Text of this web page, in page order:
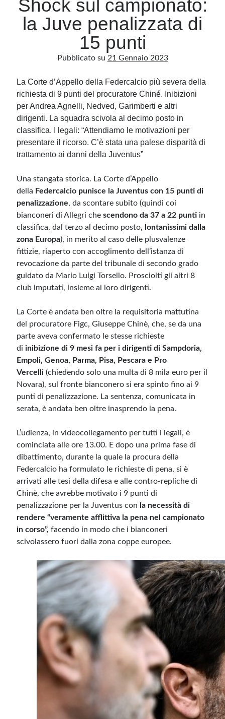
Categorie
Categorie
Questo blog non rappresenta una testata giornalistica, in quanto viene aggiornato
senza alcuna periodicità. Non può pertanto considerarsi un prodotto editoriale ai
sensi della legge n· 62 del 7.03.2001. L’autore non è responsabile di quanto
razzisti o che contengano dati personali non conformi al rispetto delle norme sulla
privacy. Alcune immagini inserite in questo blog sono tratte da Internet e, pertanto,
considerate di pubblico dominio. Qualora la loro pubblicazione violasse eventuali
immediatamente rimosse. L’autore del blog non è responsabile dei siti collegati
Meta
Feed dei contenuti
Feed dei commenti
Shock sul campionato:
la Juve penalizzata di
15 punti
Pubblicato su 21 Gennaio 2023
La Corte d’Appello della Federcalcio più severa della
richiesta di 9 punti del procuratore Chiné. Inibizioni
per Andrea Agnelli, Nedved, Garimberti e altri
dirigenti. La squadra scivola al decimo posto in
classifica. I legali: “Attendiamo le motivazioni per
presentare il ricorso. C’è stata una palese disparità di
trattamento ai danni della Juventus”
Una stangata storica. La Corte d’Appello
della Federcalcio punisce la Juventus con 15 punti di
penalizzazione, da scontare subito (quindi coi
bianconeri di Allegri che scendono da 37 a 22 punti in
classifica, dal terzo al decimo posto, lontanissimi dalla
zona Europa), in merito al caso delle plusvalenze
fittizie, riaperto con accoglimento dell’istanza di
revocazione da parte del tribunale di secondo grado
guidato da Mario Luigi Torsello. Prosciolti gli altri 8
club imputati, insieme ai loro dirigenti.
La Corte è andata ben oltre la requisitoria mattutina
del procuratore Figc, Giuseppe Chinè, che, se da una
parte aveva confermato le stesse richieste
di inibizione di 9 mesi fa per i dirigenti di Sampdoria,
Empoli, Genoa, Parma, Pisa, Pescara e Pro
Vercelli (chiedendo solo una multa di 8 mila euro per il
Novara), sul fronte bianconero si era spinto fino ai 9
punti di penalizzazione. La sentenza, comunicata in
serata, è andata ben oltre inasprendo la pena.
L’udienza, in videocollegamento per tutti i legali, è
cominciata alle ore 13.00. E dopo una prima fase di
dibattimento, durante la quale la procura della
Federcalcio ha formulato le richieste di pena, si è
arrivati alle tesi della difesa e alle contro-repliche di
Chinè, che avrebbe motivato i 9 punti di
penalizzazione per la Juventus con la necessità di
rendere “veramente afflittiva la pena nel campionato
in corso”, facendo in modo che i bianconeri
scivolassero fuori dalla zona coppe europee.